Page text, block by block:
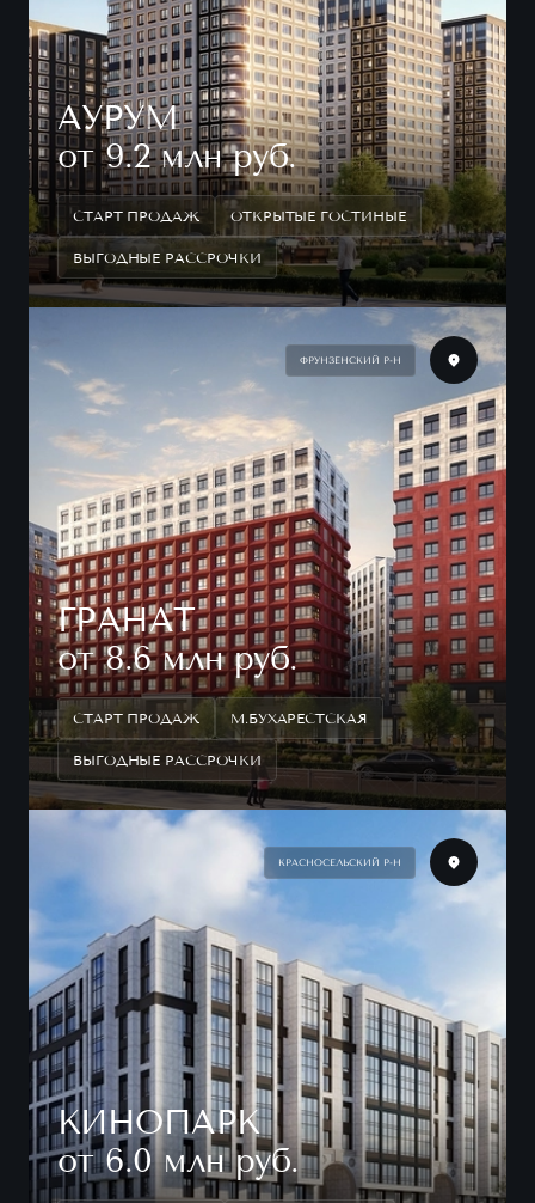
АУРУМ
от 9.2 млн руб.
СТАРТ ПРОДАЖ ОТКРЫТЫЕ ГОСТИНЫЕ
ВЫГОДНЫЕ РАССРОЧКИ
ФРУНЗЕНСКИЙ Р-Н
ГРАНАТ
от 8.6 млн руб.
СТАРТ ПРОДАЖ М.БУХАРЕСТСКАЯ
ВЫГОДНЫЕ РАССРОЧКИ
КРАСНОСЕЛЬСКИЙ Р-Н
КИНОПАРК
от 6.0 млн руб.